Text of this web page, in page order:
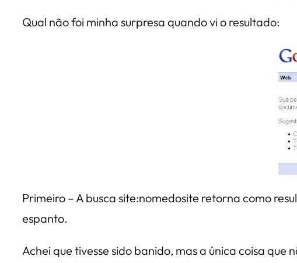
Qual não foi minha surpresa quando vi o resultado:
Primeiro – A busca site:nomedosite retorna como
espanto.
Achei que tivesse sido banido, mas a única coisa